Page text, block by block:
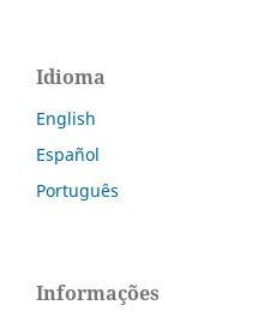
Idioma
English
Español
Português
Informações